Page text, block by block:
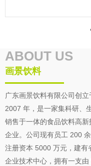
4.5L小分子团水
360mL苏打水
HO YE椰子汁
鳘鱼花胶
ABOUT US
画景饮料
广东画景饮料有限公司创立
2007 年，是一家集科研、生
销售于一体的食品饮料高新
企业。公司现有员工 200 余
注册资本 5000 万元，建有
企业技术中心，拥有一支